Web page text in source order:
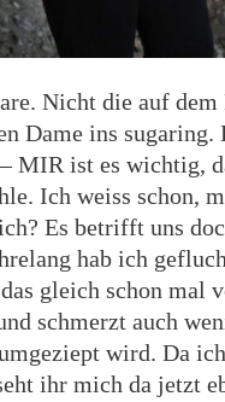
Nicht die auf
Dame ins sugaring.
MIR ist es wichtig,
Ich weiss schon,
Es betrifft uns
hab ich
gleich schon mal
schmerzt auch
wird. Da
ihr mich da jetzt